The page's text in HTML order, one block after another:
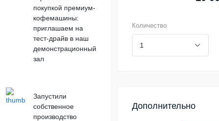
покупкой премиум-
кофемашины:
приглашаем на
тест-драйв в наш
демонстрационный
зал
Запустили
собственное
производство
Количество
Дополнительно